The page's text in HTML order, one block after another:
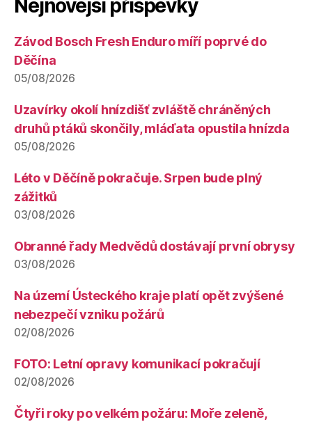
Nejnovější příspěvky
Závod Bosch Fresh Enduro míří poprvé do
Děčína
05/08/2026
Uzavírky okolí hnízdišť zvláště chráněných
druhů ptáků skončily, mláďata opustila hnízda
05/08/2026
Léto v Děčíně pokračuje. Srpen bude plný
zážitků
03/08/2026
Obranné řady Medvědů dostávají první obrysy
03/08/2026
Na území Ústeckého kraje platí opět zvýšené
nebezpečí vzniku požárů
02/08/2026
FOTO: Letní opravy komunikací pokračují
02/08/2026
Čtyři roky po velkém požáru: Moře zeleně,